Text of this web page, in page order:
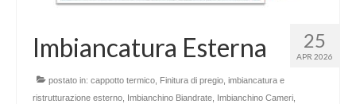
25
APR 2026
Imbiancatura Esterna
postato in: cappotto termico, Finitura di pregio, imbiancatura e
ristrutturazione esterno, Imbianchino Biandrate, Imbianchino Cameri,